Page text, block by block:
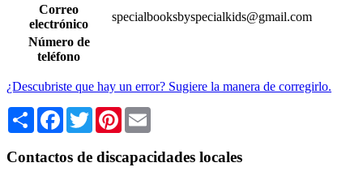
Correo
electrónico
specialbooksbyspecialkids@gmail.com
Número de
teléfono
¿Descubriste que hay un error? Sugiere la manera de corregirlo.
Share Facebook
TwitterPinterest
Contactos de discapacidades locales